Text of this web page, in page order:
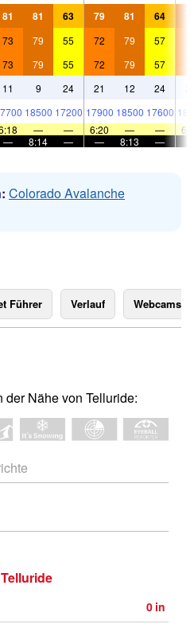
81 81 63 79 81 64
73 79 55 72 79 57
73 79 55 72 79 57
11 9 24 21 12 24
18500 17200 17900 18500 17600
— — 6:20 — —
— 8:14 — — 8:13 —
Colorado Avalanche
Führer Verlauf Webcams
Nähe von Telluride:
0 in